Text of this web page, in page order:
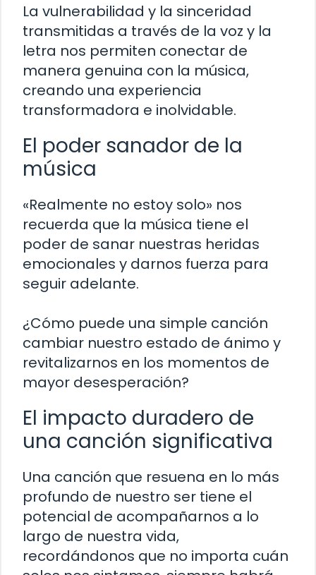
La vulnerabilidad y la sinceridad
transmitidas a través de la voz y la
letra nos permiten conectar de
manera genuina con la música,
creando una experiencia
transformadora e inolvidable.
El poder sanador de la
música
«Realmente no estoy solo» nos
recuerda que la música tiene el
poder de sanar nuestras heridas
emocionales y darnos fuerza para
seguir adelante.
¿Cómo puede una simple canción
cambiar nuestro estado de ánimo y
revitalizarnos en los momentos de
mayor desesperación?
El impacto duradero de
una canción significativa
Una canción que resuena en lo más
profundo de nuestro ser tiene el
potencial de acompañarnos a lo
largo de nuestra vida,
recordándonos que no importa cuán